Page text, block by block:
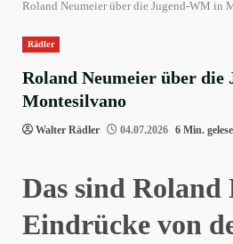
Roland Neumeier über die Jugend-WM in
Rädler
Roland Neumeier über die
Montesilvano
Walter Rädler 04.07.2026 6 Min.
Das sind Roland
Eindrücke von